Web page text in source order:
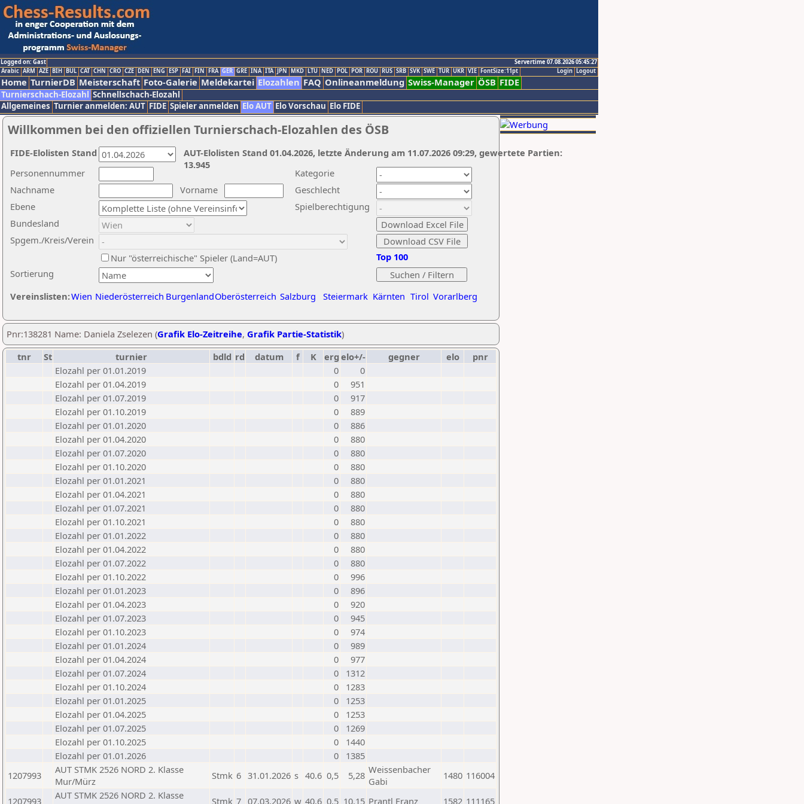
Logged on: Gast
Servertime 07.08.2026 05:45:27
Logout
Login
Arabic ARM AZE BIH BUL CAT CHN CRO CZE DEN ENG ESP FAI FIN FRA GER GRE INA ITA JPN MKD LTU NED POL POR ROU RUS SRB SVK SWE TUR UKR VIE FontSize:11pt
Home TurnierDB Meisterschaft Foto-Galerie Meldekartei Elozahlen FAQ Onlineanmeldung Swiss-Manager ÖSB FIDE
Turnierschach-Elozahl Schnellschach-Elozahl
Allgemeines Turnier anmelden: AUT FIDE Spieler anmelden Elo AUT Elo Vorschau Elo FIDE
Willkommen bei den offiziellen Turnierschach-Elozahlen des ÖSB
Nachname
Vorname
Ebene
Kategorie
Sortierung
Personennummer
Bundesland
Spgem./Kreis/Verein
Geschlecht
Nur "österreichische" Spieler (Land=AUT)
Spielberechtigung
Vereinslisten:Wien Niederösterreich BurgenlandOberösterreich Salzburg Steiermark Kärnten Tirol Vorarlberg
Top 100
AUT-Elolisten Stand 01.04.2026, letzte Änderung am 11.07.2026 09:29, gewertete Partien:
13.945
FIDE-Elolisten Stand
Pnr:138281 Name: Daniela Zselezen (Grafik Elo-Zeitreihe, Grafik Partie-Statistik)
tnr
St turnier bdld rd datum f K erg elo+/- gegner elo
pnr
Elozahl per 01.01.2019
0
0
Elozahl per 01.04.2019
0
951
Elozahl per 01.07.2019
0
917
Elozahl per 01.10.2019
0
889
Elozahl per 01.01.2020
0
886
Elozahl per 01.04.2020
0
880
Elozahl per 01.07.2020
0
880
Elozahl per 01.10.2020
0
880
Elozahl per 01.01.2021
0
880
Elozahl per 01.04.2021
0
880
Elozahl per 01.07.2021
0
880
Elozahl per 01.10.2021
0
880
Elozahl per 01.01.2022
0
880
Elozahl per 01.04.2022
0
880
Elozahl per 01.07.2022
0
880
Elozahl per 01.10.2022
0
996
Elozahl per 01.01.2023
0
896
Elozahl per 01.04.2023
0
920
Elozahl per 01.07.2023
0
945
Elozahl per 01.10.2023
0
974
Elozahl per 01.01.2024
0
989
Elozahl per 01.04.2024
0
977
Elozahl per 01.07.2024
0
1312
Elozahl per 01.10.2024
0
1283
Elozahl per 01.01.2025
0
1253
Elozahl per 01.04.2025
0
1253
Elozahl per 01.07.2025
0
1269
Elozahl per 01.10.2025
0
1440
Elozahl per 01.01.2026
0
1385
1207993
AUT STMK 2526 NORD 2. Klasse
Mur/Mürz
Stmk 6 31.01.2026 s 40.6 0,5 5,28 Weissenbacher
Gabi
1480 116004
1207993
AUT STMK 2526 NORD 2. Klasse
Stmk 7 07.03.2026 w 40.6 0,5 10,15 Prantl Franz 1582 111165